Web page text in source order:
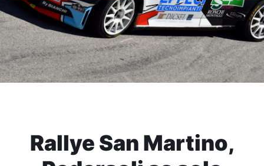
Rallye San Martino,